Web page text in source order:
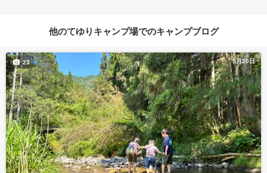
他のてゆりキャンプ場でのキャンプブログ
5月20日
23